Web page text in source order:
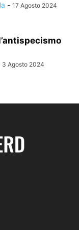
- 17 Agosto 2024
3 Agosto 2024